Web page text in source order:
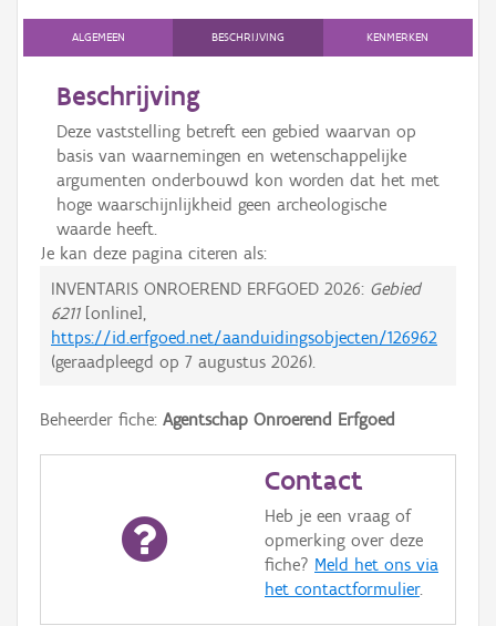
ALGEMEEN BESCHRIJVING KENMERKEN
Beschrijving
Deze vaststelling betreft een gebied waarvan op
basis van waarnemingen en wetenschappelijke
argumenten onderbouwd kon worden dat het met
hoge waarschijnlijkheid geen archeologische
waarde heeft.
Je kan deze pagina citeren als:
INVENTARIS ONROEREND ERFGOED 2026: Gebied
6211[online],
https://id.erfgoed.net/aanduidingsobjecten/126962
(geraadpleegd op 7 augustus 2026).
Beheerder fiche: Agentschap Onroerend Erfgoed
Contact
Heb je een vraag of
opmerking over deze
fiche? Meld het ons via
het contactformulier.